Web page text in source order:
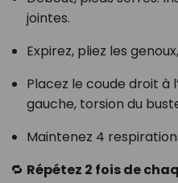
jointes.
Expirez, pliez les
Placez le coude droit à
gauche, torsion du
Maintenez 4
🔁 Répétez 2 fois de